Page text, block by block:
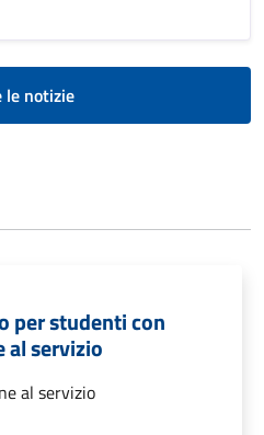
le notizie
per studenti con
al servizio
al servizio